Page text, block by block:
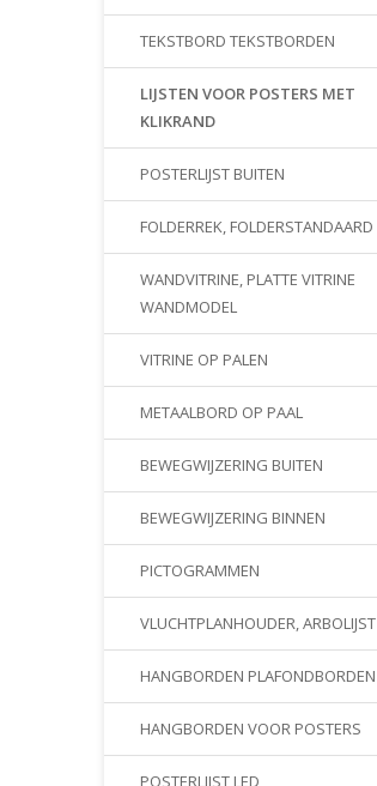
TEKSTBORD TEKSTBORDEN
LIJSTEN VOOR POSTERS MET
KLIKRAND
POSTERLIJST BUITEN
FOLDERREK, FOLDERSTANDAARD
WANDVITRINE, PLATTE VITRINE
WANDMODEL
VITRINE OP PALEN
METAALBORD OP PAAL
BEWEGWIJZERING BUITEN
BEWEGWIJZERING BINNEN
PICTOGRAMMEN
VLUCHTPLANHOUDER, ARBOLIJST
HANGBORDEN PLAFONDBORDEN
HANGBORDEN VOOR POSTERS
POSTERLIJST LED